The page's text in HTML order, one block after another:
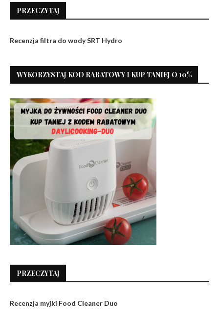
PRZECZYTAJ
Recenzja filtra do wody SRT Hydro
WYKORZYSTAJ KOD RABATOWY I KUP TANIEJ O 10%
PRZECZYTAJ
Recenzja myjki Food Cleaner Duo